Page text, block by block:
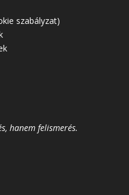
szabályzat)
hanem felismerés.